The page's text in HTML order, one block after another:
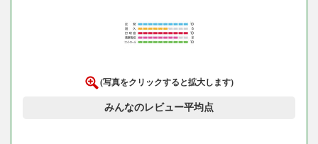
(写真をクリックすると拡大します)
みんなのレビュー平均点